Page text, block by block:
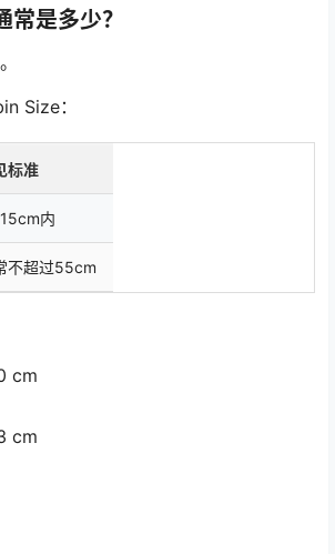
常是多少？
Size：
标准
内
不超过55cm
cm
cm